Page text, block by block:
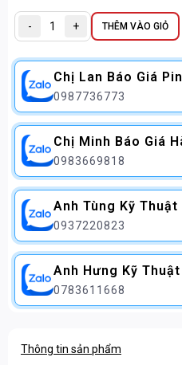
- + THÊM VÀO GIỎ
Chị Lan Báo Giá Pin
0987736773
Chị Minh Báo Giá
0983669818
Anh Tùng Kỹ Thuật
0937220823
Anh Hưng Kỹ
0783611668
Thông tin sản phẩm